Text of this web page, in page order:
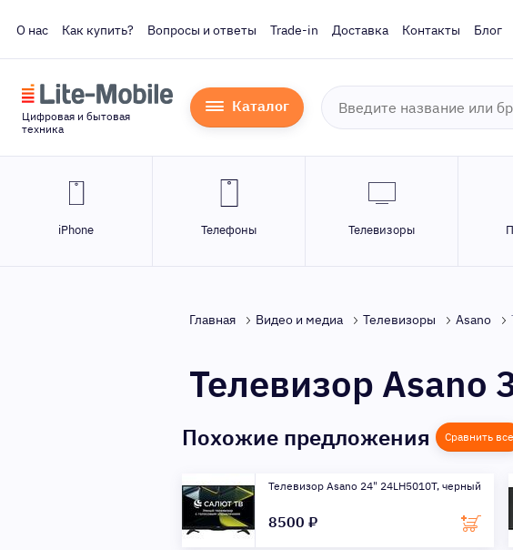
О нас Как купить? Вопросы и ответы Trade-in Доставка Контакты Блог
Цифровая и бытовая
техника
Каталог
iPhone Телефоны Телевизоры
Главная Видео и медиа Телевизоры Asano
Телевизор Asano
Похожие предложения Сравнить все
Телевизор Asano 24" 24LH5010T, черный
8500 ₽